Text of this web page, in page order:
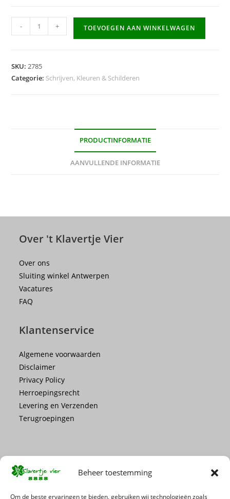
Beheer toestemming
Om de beste ervaringen te bieden, gebruiken wij technologieën zoals
Whiteboard
Velleda,
- + TOEVOEGEN AAN WINKELWAGEN
SKU:2785
Categorie: Schrijven, Kleuren & Schilderen
PRODUCTINFORMATIE
AANVULLENDE INFORMATIE
Over 't Klavertje Vier
Over ons
Sluiting winkel Antwerpen
Vacatures
FAQ
Klantenservice
Algemene voorwaarden
Disclaimer
Privacy Policy
Herroepingsrecht
Levering en Verzenden
Terugroepingen
Mis geen enkele actie of promotie!